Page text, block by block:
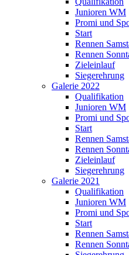
Junioren WM
Promi und
Start
Rennen
Rennen
Zieleinlauf
Siegerehrung
Galerie 2022
Qualifikation
Junioren WM
Promi und
Start
Rennen
Rennen
Zieleinlauf
Siegerehrung
Galerie 2021
Qualifikation
Junioren WM
Promi und
Start
Rennen
Rennen